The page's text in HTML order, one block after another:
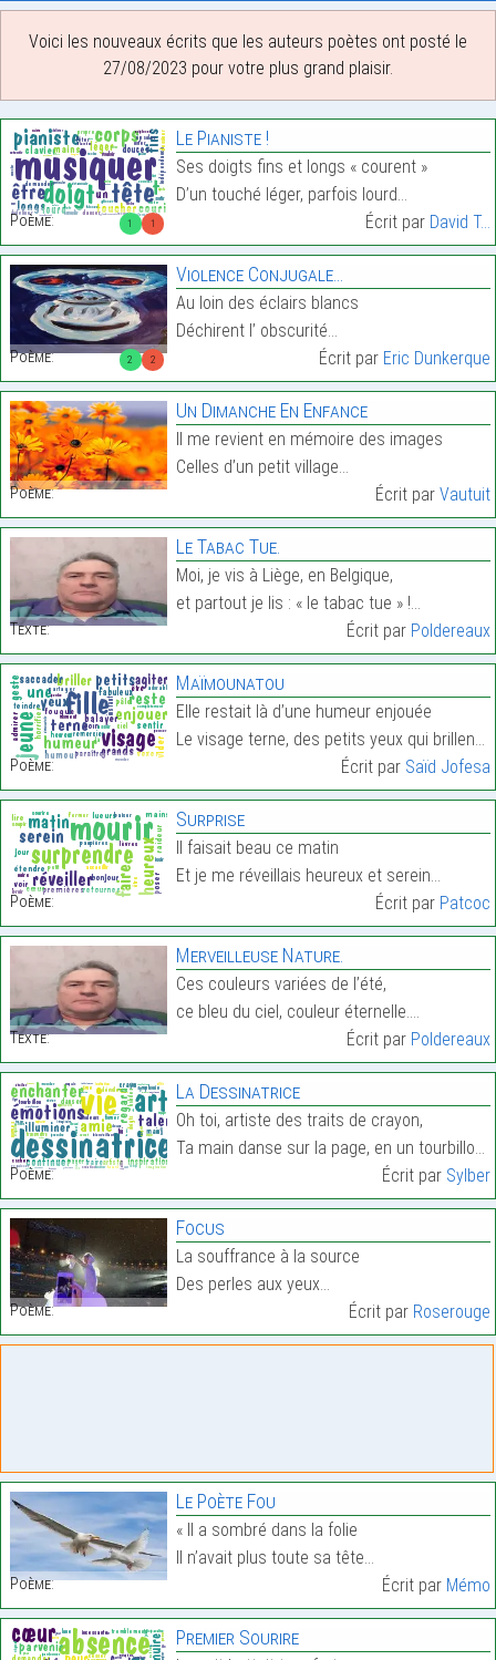
Voici les nouveaux écrits que les auteurs poètes ont posté le
27/08/2023 pour votre plus grand plaisir.
1 1
Poème:
Le Pianiste !
Ses doigts fins et longs « courent »
D’un touché léger, parfois lourd…
Écrit par David T...
2 2
Poème:
Violence Conjugale…
Au loin des éclairs blancs
Déchirent l’ obscurité…
Écrit par Eric Dunkerque
Poème:
Un Dimanche En Enfance
Il me revient en mémoire des images
Celles d’un petit village…
Écrit par Vautuit
Texte:
Le Tabac Tue.
Moi, je vis à Liège, en Belgique,
et partout je lis : « le tabac tue » !…
Écrit par Poldereaux
Poème:
Maïmounatou
Elle restait là d’une humeur enjouée
Le visage terne, des petits yeux qui brillent…
Écrit par Saïd Jofesa
Poème:
Surprise
Il faisait beau ce matin
Et je me réveillais heureux et serein…
Écrit par Patcoc
Texte:
Merveilleuse Nature.
Ces couleurs variées de l’été,
ce bleu du ciel, couleur éternelle.…
Écrit par Poldereaux
Poème:
La Dessinatrice
Oh toi, artiste des traits de crayon,
Ta main danse sur la page, en un tourbillon,…
Écrit par Sylber
Poème:
Focus
La souffrance à la source
Des perles aux yeux…
Écrit par Roserouge
Poème:
Le Poète Fou
« Il a sombré dans la folie
Il n’avait plus toute sa tête…
Écrit par Mémo
Premier Sourire